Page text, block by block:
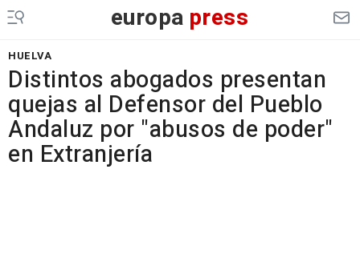
europa press
HUELVA
Distintos abogados presentan
quejas al Defensor del Pueblo
Andaluz por "abusos de poder"
en Extranjería